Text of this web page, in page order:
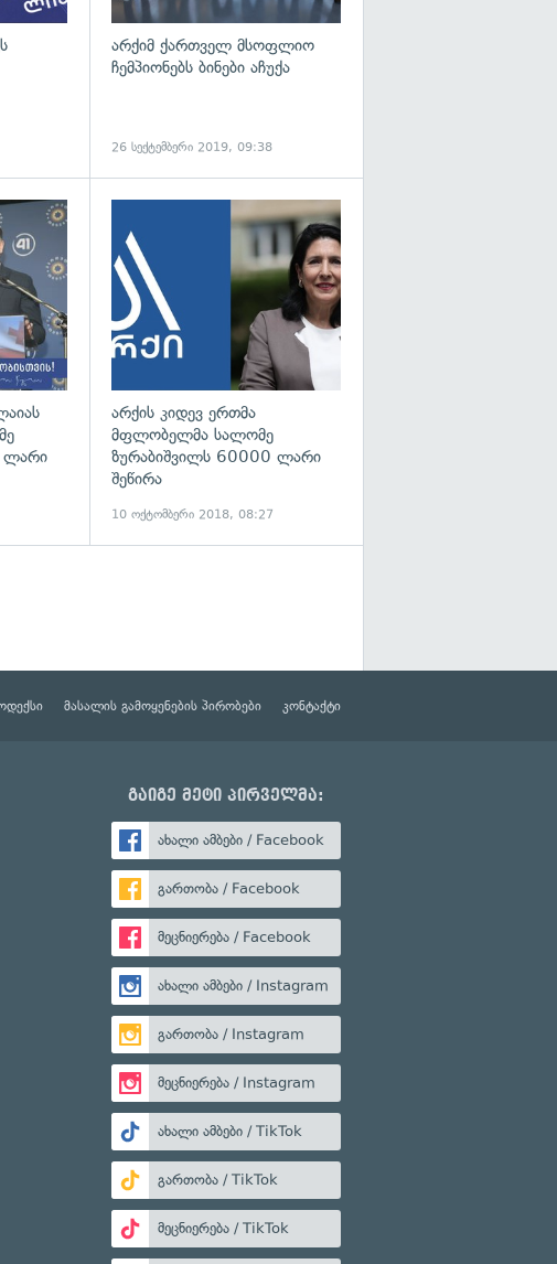
არქიმ ქართველ მსოფლიო
ჩემპიონებს ბინები აჩუქა
26 სექტემბერი 2019, 09:38
ლარი
არქის კიდევ ერთმა
მფლობელმა სალომე
ზურაბიშვილს 60000 ლარი
შეწირა
10 ოქტომბერი 2018, 08:27
მასალის გამოყენების პირობები კონტაქტი
გაიგე მეტი პირველმა:
ახალი ამბები / Facebook
გართობა / Facebook
მეცნიერება / Facebook
ახალი ამბები / Instagram
გართობა / Instagram
მეცნიერება / Instagram
ახალი ამბები / TikTok
გართობა / TikTok
მეცნიერება / TikTok